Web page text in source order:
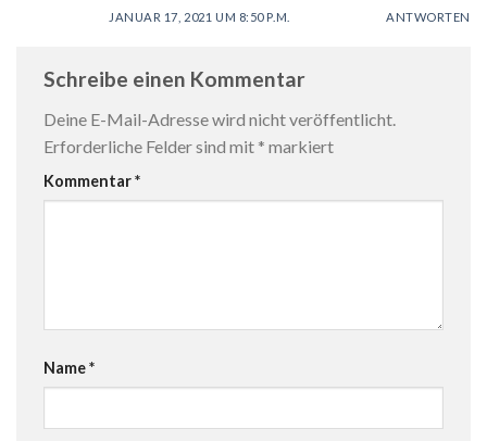
JANUAR 17, 2021 UM 8:50 P.M. ANTWORTEN
Schreibe einen Kommentar
Deine E-Mail-Adresse wird nicht veröffentlicht.
Erforderliche Felder sind mit * markiert
Kommentar*
Name*